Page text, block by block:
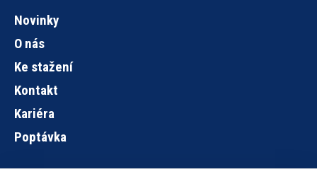
Novinky
O nás
Ke stažení
Kontakt
Kariéra
Poptávka